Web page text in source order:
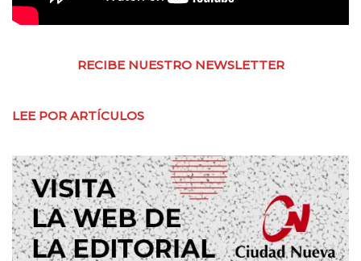
RECIBE NUESTRO NEWSLETTER
LEE POR ARTÍCULOS